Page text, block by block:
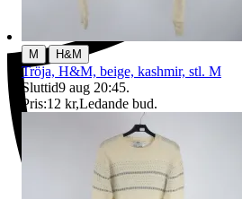
M | H&M
Tröja, H&M, beige, kashmir, stl. M
Sluttid9 aug 20:45.
Pris:12 kr,Ledande bud.